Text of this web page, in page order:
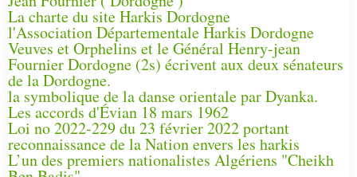
La charte du site Harkis Dordogne
l'Association Départementale Harkis Dordogne
Veuves et Orphelins et le Général Henry-jean
Fournier Dordogne (2s) écrivent aux deux sénateurs
de la Dordogne.
la symbolique de la danse orientale par Dyanka.
Les accords d'Évian 18 mars 1962
Loi no 2022-229 du 23 février 2022 portant
reconnaissance de la Nation envers les harkis
L’un des premiers nationalistes Algériens "Cheikh